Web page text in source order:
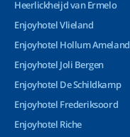
Heerlickheijd van Ermelo
Enjoyhotel Vlieland
Enjoyhotel Hollum Ameland
Enjoyhotel Joli Bergen
Enjoyhotel De Schildkamp
Enjoyhotel Frederiksoord
Enjoyhotel Riche